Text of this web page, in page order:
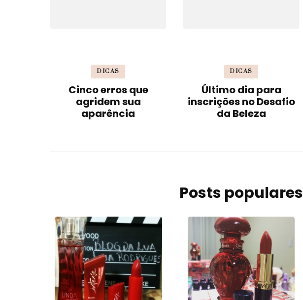
DICAS
Cinco erros que
agridem sua
aparência
DICAS
Último dia para
inscrições no Desafio
da Beleza
Posts populares